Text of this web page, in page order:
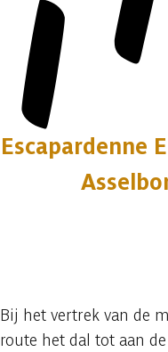
Escapardenne
Bij het vertrek van de
route het dal tot aan